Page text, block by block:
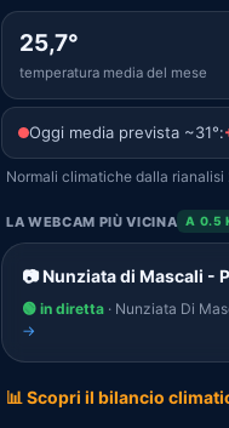
25,7°
temperatura media del mese
Oggi media prevista ~31°:
Normali climatiche dalla
LA WEBCAM PIÙ VICINA A 0.5
📷 Nunziata di Mascali -
🟢 in diretta · Nunziata Di
→
📊 Scopri il bilancio